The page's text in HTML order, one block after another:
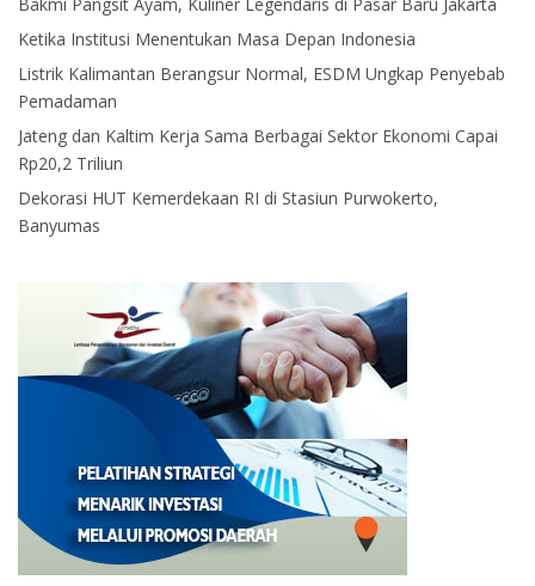
Ketika Institusi Menentukan Masa Depan Indonesia
Listrik Kalimantan Berangsur Normal, ESDM Ungkap Penyebab
Pemadaman
Jateng dan Kaltim Kerja Sama Berbagai Sektor Ekonomi Capai
Rp20,2 Triliun
Dekorasi HUT Kemerdekaan RI di Stasiun Purwokerto,
Banyumas